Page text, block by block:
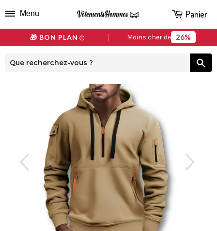
🎁 BON PLAN ⓘ Moins cher de 26%
Menu Panier